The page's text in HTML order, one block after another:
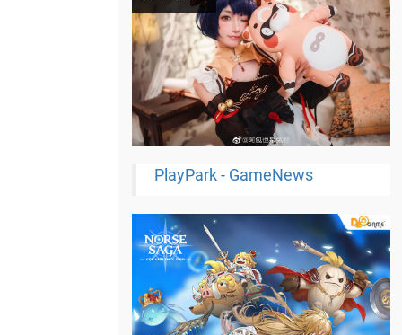
PlayPark - GameNews